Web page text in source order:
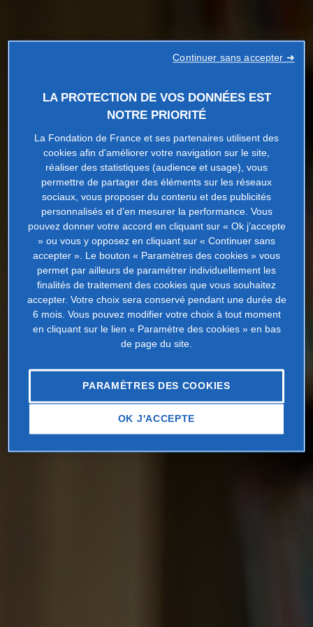
LA PROTECTION DE VOS DONNÉES EST
NOTRE PRIORITÉ
La Fondation de France et ses partenaires utilisent des
cookies afin d'améliorer votre navigation sur le site,
réaliser des statistiques (audience et usage), vous
permettre de partager des éléments sur les réseaux
sociaux, vous proposer du contenu et des publicités
personnalisés et d’en mesurer la performance. Vous
pouvez donner votre accord en cliquant sur « Ok j’accepte
» ou vous y opposez en cliquant sur « Continuer sans
accepter ». Le bouton « Paramètres des cookies » vous
permet par ailleurs de paramétrer individuellement les
finalités de traitement des cookies que vous souhaitez
accepter. Votre choix sera conservé pendant une durée de
6 mois. Vous pouvez modifier votre choix à tout moment
en cliquant sur le lien « Paramètre des cookies » en bas
de page du site.
PARAMÈTRES DES COOKIES
OK J'ACCEPTE
Continuer sans accepter ➜